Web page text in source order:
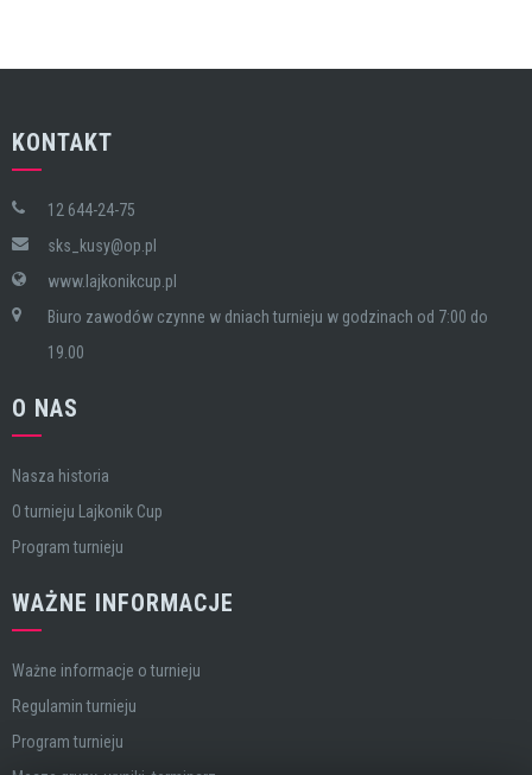
KONTAKT
12 644-24-75
sks_kusy@op.pl
www.lajkonikcup.pl
Biuro zawodów czynne w dniach turnieju w godzinach od 7:00 do
19.00
O NAS
Nasza historia
O turnieju Lajkonik Cup
Program turnieju
WAŻNE INFORMACJE
Ważne informacje o turnieju
Regulamin turnieju
Program turnieju